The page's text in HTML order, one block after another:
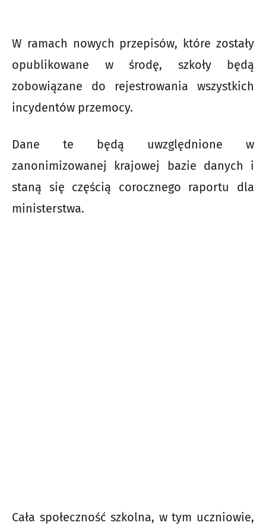
W ramach nowych przepisów, które zostały
opublikowane w środę, szkoły będą
zobowiązane do rejestrowania wszystkich
incydentów przemocy.
Dane te będą uwzględnione w
zanonimizowanej krajowej bazie danych i
staną się częścią corocznego raportu dla
ministerstwa.
Cała społeczność szkolna, w tym uczniowie,